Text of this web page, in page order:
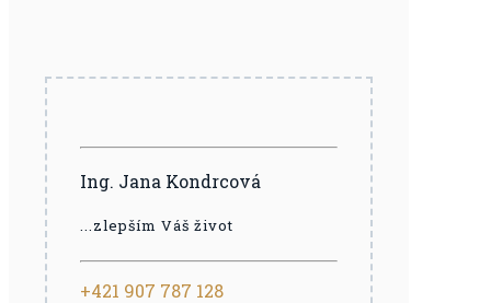
Ing. Jana Kondrcová
...zlepším Váš život
+421 907 787 128